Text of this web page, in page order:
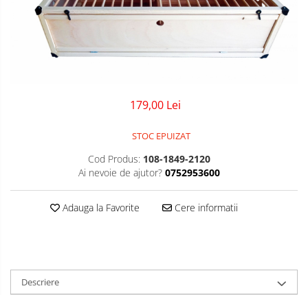
179,00 Lei
STOC EPUIZAT
Cod Produs: 108-1849-2120
Ai nevoie de ajutor? 0752953600
Adauga la Favorite Cere informatii
Descriere